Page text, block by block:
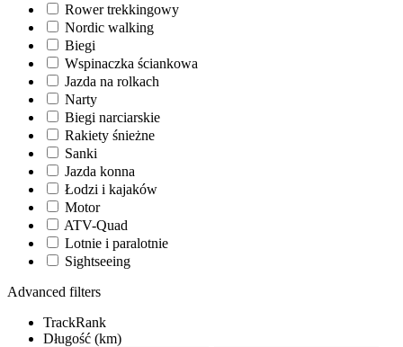
Rower trekkingowy
Nordic walking
Biegi
Wspinaczka ściankowa
Jazda na rolkach
Narty
Biegi narciarskie
Rakiety śnieżne
Sanki
Jazda konna
Łodzi i kajaków
Motor
ATV-Quad
Lotnie i paralotnie
Sightseeing
Advanced filters
TrackRank
Długość (km)